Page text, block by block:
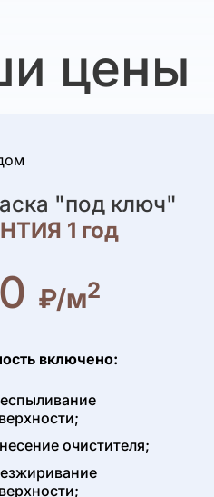
цены
"под ключ"
1 год
₽/м2
включено:
очистителя;